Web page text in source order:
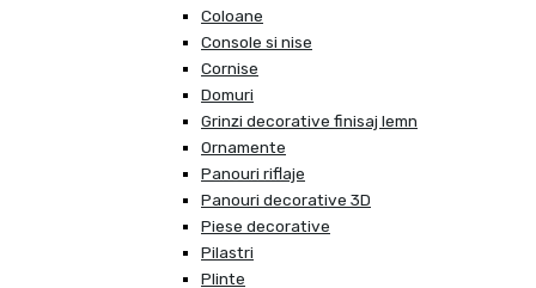
Coloane
Console si nise
Cornise
Domuri
Grinzi decorative finisaj lemn
Ornamente
Panouri riflaje
Panouri decorative 3D
Piese decorative
Pilastri
Plinte